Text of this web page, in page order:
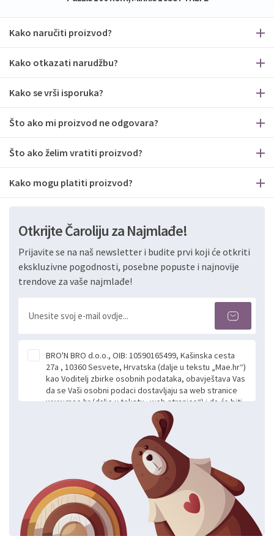
Kako naručiti proizvod?
Kako otkazati narudžbu?
Kako se vrši isporuka?
Što ako mi proizvod ne odgovara?
Što ako želim vratiti proizvod?
Kako mogu platiti proizvod?
Otkrijte Čaroliju za Najmlađe!
Prijavite se na naš newsletter i budite prvi koji će otkriti
ekskluzivne pogodnosti, posebne popuste i najnovije
trendove za vaše najmlađe!
BRO'N BRO d.o.o., OIB: 10590165499, Kašinska cesta
27a , 10360 Sesvete, Hrvatska (dalje u tekstu „Mae.hr“)
kao Voditelj zbirke osobnih podataka, obavještava Vas
da se Vaši osobni podaci dostavljaju sa web stranice
www.mae.hr (dalje u tekstu „web stranice“) i da će biti
obrađeni. Prihvaćanjem ove Izjave smatra se da
slobodno i izričito dajete privolu za prikupljanje i daljnju
obradu Vaših osobnih podataka koje ustupate Mae.hr
putem ovih web stranica u svrhu odgovora i daljnje
komunikacije na Vaš upit poslan kroz kontakt obrazac.
Radi se o dobrovoljnom davanju podataka te ovu
Izjavu niste dužni prihvatiti odnosno niste dužni unositi
svoje osobne podatke u jednu od prijavnih
formi/obrazaca dostupnih na ovim web stranicama.
BRO'N BRO d.o.o. će s Vašim osobnim podacima
postupati sukladno Općoj uredbi o zaštiti podataka